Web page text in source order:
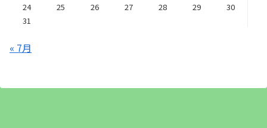
24
25 26 27 28 29
30
31
« 7月